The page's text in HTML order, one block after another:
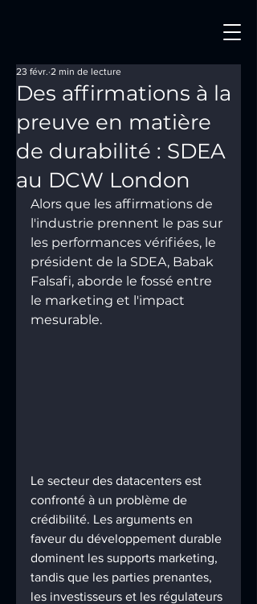
Des affirmations à la
preuve en matière
de durabilité : SDEA
au DCW London
23 févr. 2 min de lecture
Alors que les affirmations de
l'industrie prennent le pas sur
les performances vérifiées, le
président de la SDEA, Babak
Falsafi, aborde le fossé entre
le marketing et l'impact
mesurable.
Le secteur des datacenters est
confronté à un problème de
crédibilité. Les arguments en
faveur du développement durable
dominent les supports marketing,
tandis que les parties prenantes,
les investisseurs et les régulateurs